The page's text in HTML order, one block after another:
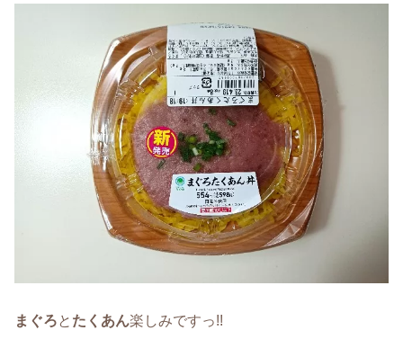
まぐろと たくあん楽しみですっ!!